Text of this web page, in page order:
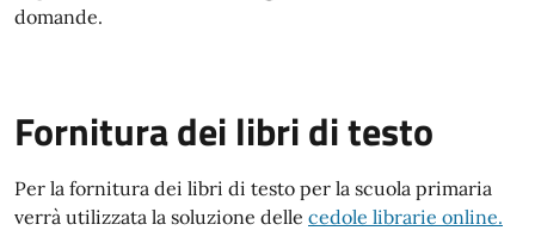
domande.
Fornitura dei libri di testo
Per la fornitura dei libri di testo per la scuola primaria
verrà utilizzata la soluzione delle cedole librarie online.